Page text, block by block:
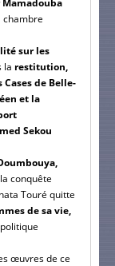
chambre
sur les
la restitution,
Cases de Belle-
et la
Sekou
conquête
Touré quitte
de sa vie,
œuvres de ce